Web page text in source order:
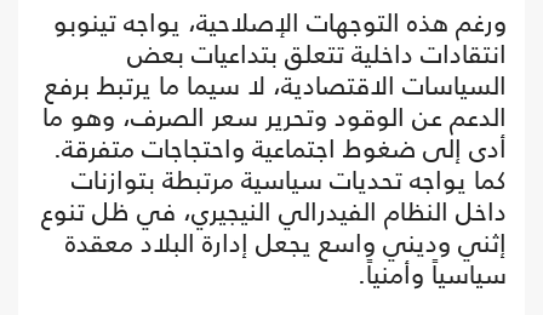
ورغم هذه التوجهات الإصلاحية، يواجه تينوبو
انتقادات داخلية تتعلق بتداعيات بعض
السياسات الاقتصادية، لا سيما ما يرتبط برفع
الدعم عن الوقود وتحرير سعر الصرف، وهو ما
أدى إلى ضغوط اجتماعية واحتجاجات متفرقة.
كما يواجه تحديات سياسية مرتبطة بتوازنات
داخل النظام الفيدرالي النيجيري، في ظل تنوع
إثني وديني واسع يجعل إدارة البلاد معقدة
سياسياً وأمنياً.